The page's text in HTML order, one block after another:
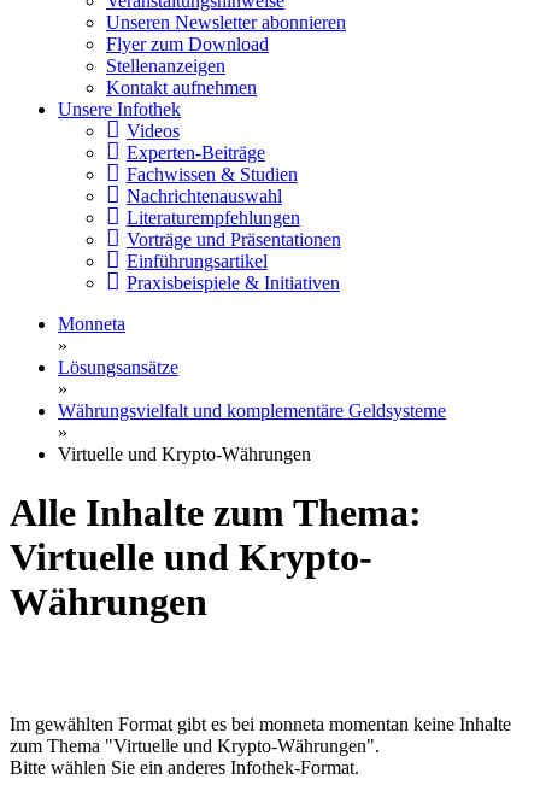
Unseren Newsletter abonnieren
Flyer zum Download
Stellenanzeigen
Kontakt aufnehmen
Unsere Infothek
Videos
Experten-Beiträge
Fachwissen & Studien
Nachrichtenauswahl
Literaturempfehlungen
Vorträge und Präsentationen
Einführungsartikel
Praxisbeispiele & Initiativen
Monneta
»
Lösungsansätze
»
Währungsvielfalt und komplementäre Geldsysteme
»
Virtuelle und Krypto-Währungen
Alle Inhalte zum Thema:
Virtuelle und Krypto-
Währungen
Im gewählten Format gibt es bei monneta momentan keine Inhalte
zum Thema "Virtuelle und Krypto-Währungen".
Bitte wählen Sie ein anderes Infothek-Format.